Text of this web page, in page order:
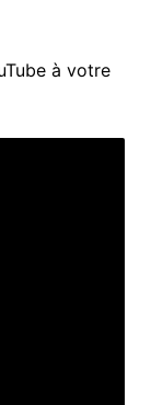
à votre